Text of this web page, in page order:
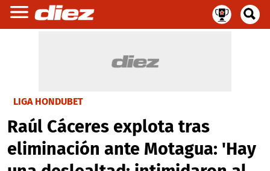
LIGA HONDUBET
Raúl Cáceres explota tras
eliminación ante Motagua: 'Hay